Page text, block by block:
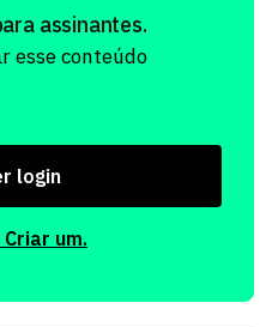
assinantes.
esse conteúdo
login
um.